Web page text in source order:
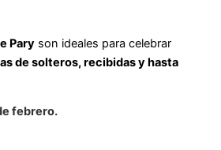
Pary son ideales para celebrar
de solteros, recibidas y hasta
febrero.